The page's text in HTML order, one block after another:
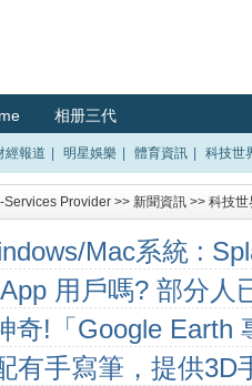
相册三代
經報道 明星娛樂 體育資訊 科技世
Services Provider >> 新聞資訊 >> 科技世
Mac系統 :
用戶嗎? 部分人
奇!「Google Earth
)有手寫筆，提供3D